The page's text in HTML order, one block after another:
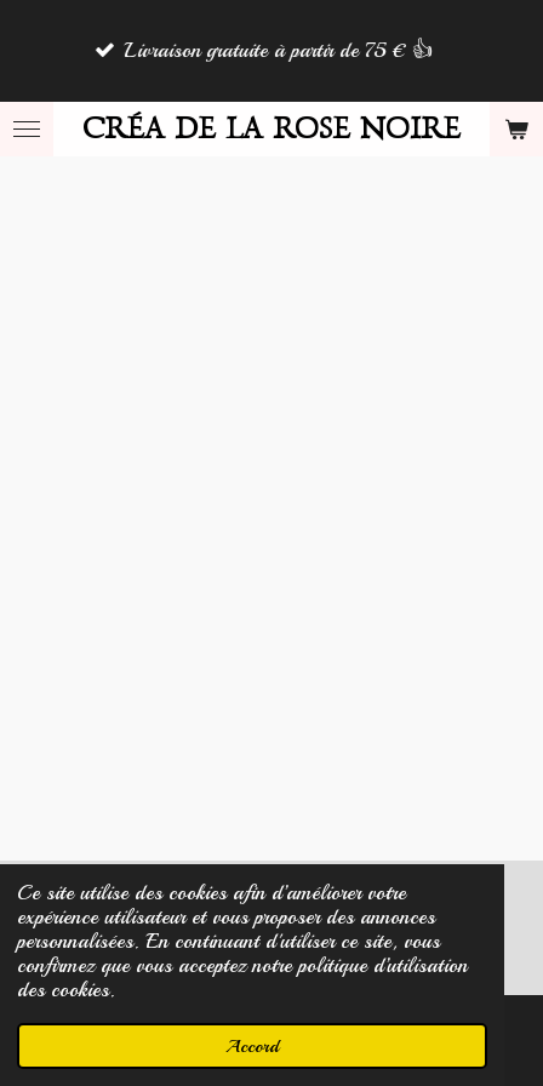
Ce site utilise des cookies afin d’améliorer votre
expérience utilisateur et vous proposer des annonces
personnalisées. En continuant d'utiliser ce site, vous
confirmez que vous acceptez notre politique d’utilisation
des cookies.
Accord
principalCRÉA DE LA ROSE NOIRE
Livraison gratuite à partir de 75 € 👍
© 2023 - 2026 Créa Diamant Noir
Propulsé parWebador
Carte